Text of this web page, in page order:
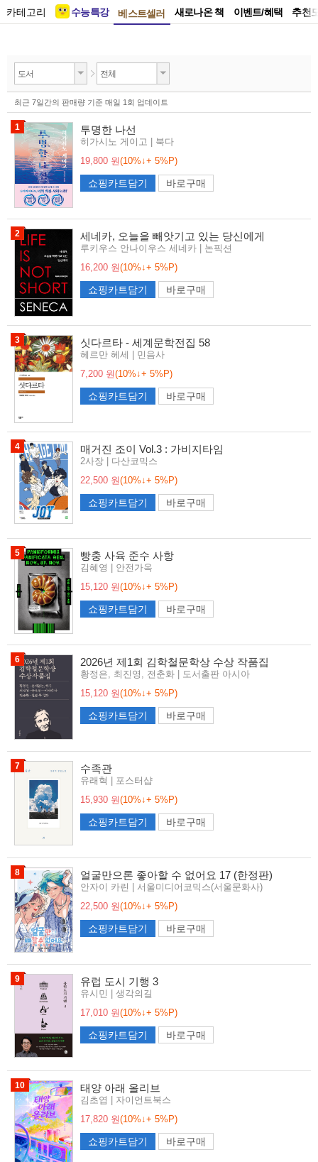
카테고리 수능특강 베스트셀러 새로나온 책 이벤트/혜택 추천
도서 전체
최근 7일간의 판매량 기준 매일 1회 업데이트
1 투명한 나선
히가시노 게이고 | 북다
19,800 원(10%↓+ 5%P)
쇼핑카트담기 바로구매
2 세네카, 오늘을 빼앗기고 있는 당신에게
루키우스 안나이우스 세네카 | 논픽션
16,200 원(10%↓+ 5%P)
쇼핑카트담기 바로구매
3 싯다르타 - 세계문학전집 58
헤르만 헤세 | 민음사
7,200 원(10%↓+ 5%P)
쇼핑카트담기 바로구매
4 매거진 조이 Vol.3 : 가비지타임
2사장 | 다산코믹스
22,500 원(10%↓+ 5%P)
쇼핑카트담기 바로구매
5 빵충 사육 준수 사항
김혜영 | 안전가옥
15,120 원(10%↓+ 5%P)
쇼핑카트담기 바로구매
6 2026년 제1회 김학철문학상 수상 작품집
황정은, 최진영, 전춘화 | 도서출판 아시아
15,120 원(10%↓+ 5%P)
쇼핑카트담기 바로구매
7 수족관
유래혁 | 포스터샵
15,930 원(10%↓+ 5%P)
쇼핑카트담기 바로구매
8 얼굴만으론 좋아할 수 없어요 17 (한정판)
안자이 카린 | 서울미디어코믹스(서울문화사)
22,500 원(10%↓+ 5%P)
쇼핑카트담기 바로구매
9 유럽 도시 기행 3
유시민 | 생각의길
17,010 원(10%↓+ 5%P)
쇼핑카트담기 바로구매
10 태양 아래 올리브
김초엽 | 자이언트북스
17,820 원(10%↓+ 5%P)
쇼핑카트담기 바로구매